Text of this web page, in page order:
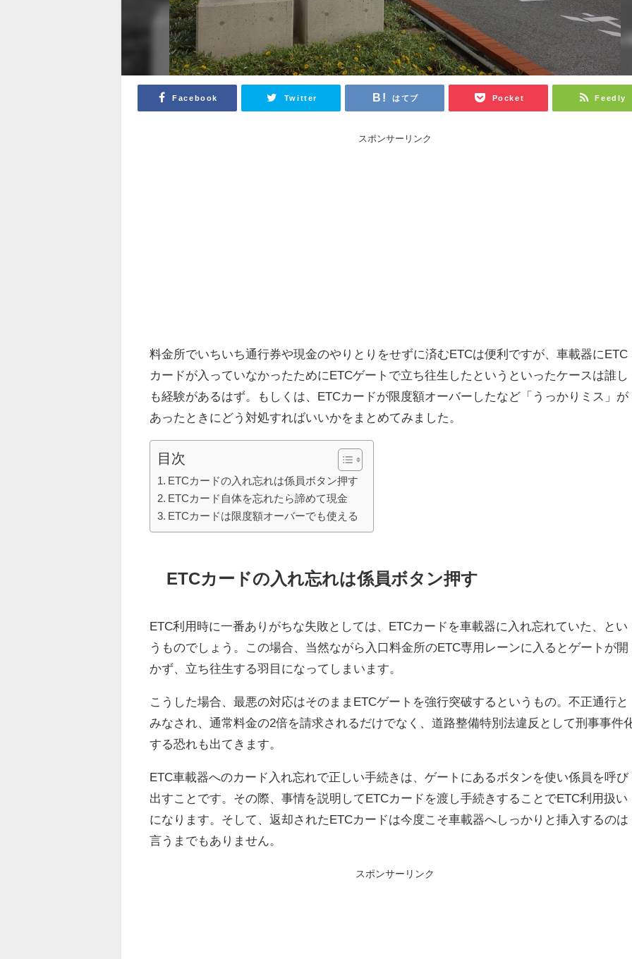
Facebook Twitter はてブ Pocket Feedly
スポンサーリンク
料金所でいちいち通行券や現金のやりとりをせずに済むETCは便利ですが、車載器にETC
カードが入っていなかったためにETCゲートで立ち往生したというといったケースは誰し
も経験があるはず。もしくは、ETCカードが限度額オーバーしたなど「うっかりミス」が
あったときにどう対処すればいいかをまとめてみました。
目次
ETCカードの入れ忘れは係員ボタン押す
ETCカード自体を忘れたら諦めて現金
ETCカードは限度額オーバーでも使える
ETCカードの入れ忘れは係員ボタン押す
ETC利用時に一番ありがちな失敗としては、ETCカードを車載器に入れ忘れていた、とい
うものでしょう。この場合、当然ながら入口料金所のETC専用レーンに入るとゲートが開
かず、立ち往生する羽目になってしまいます。
こうした場合、最悪の対応はそのままETCゲートを強行突破するというもの。不正通行と
みなされ、通常料金の2倍を請求されるだけでなく、道路整備特別法違反として刑事事件
する恐れも出てきます。
ETC車載器へのカード入れ忘れで正しい手続きは、ゲートにあるボタンを使い係員を呼び
出すことです。その際、事情を説明してETCカードを渡し手続きすることでETC利用扱い
になります。そして、返却されたETCカードは今度こそ車載器へしっかりと挿入するのは
言うまでもありません。
スポンサーリンク